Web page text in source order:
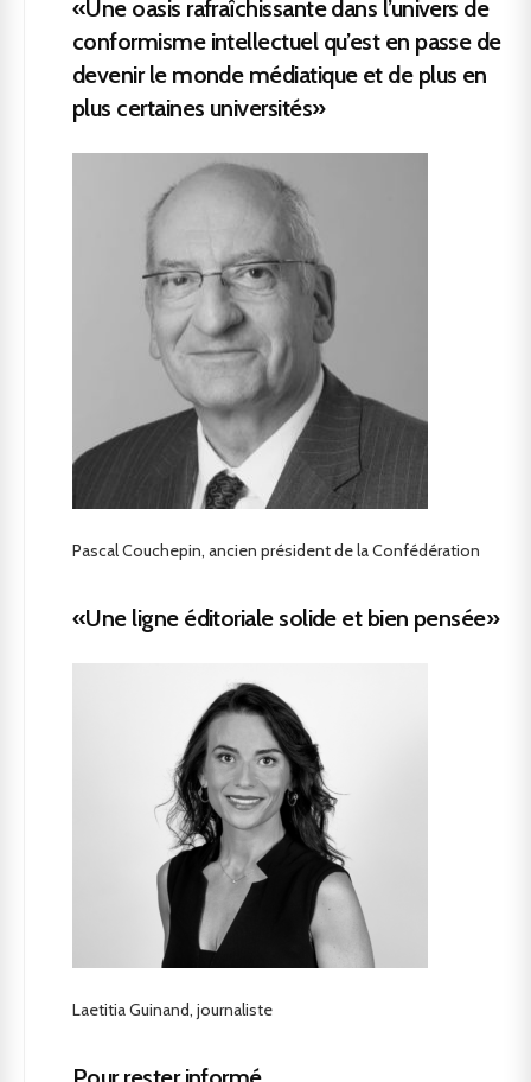
«Une oasis rafraîchissante dans l’univers de
conformisme intellectuel qu’est en passe de
devenir le monde médiatique et de plus en
plus certaines universités»
Pascal Couchepin, ancien président de la Confédération
«Une ligne éditoriale solide et bien pensée»
Laetitia Guinand, journaliste